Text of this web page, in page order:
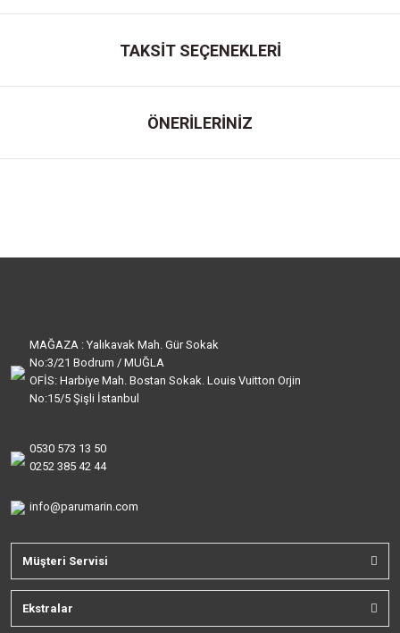
TAKSİT SEÇENEKLERİ
ÖNERİLERİNİZ
MAĞAZA : Yalıkavak Mah. Gür Sokak
No:3/21 Bodrum / MUĞLA
OFİS: Harbiye Mah. Bostan Sokak. Louis Vuitton Orjin
No:15/5 Şişli İstanbul
0530 573 13 50
0252 385 42 44
info@parumarin.com
Müşteri Servisi
Ekstralar